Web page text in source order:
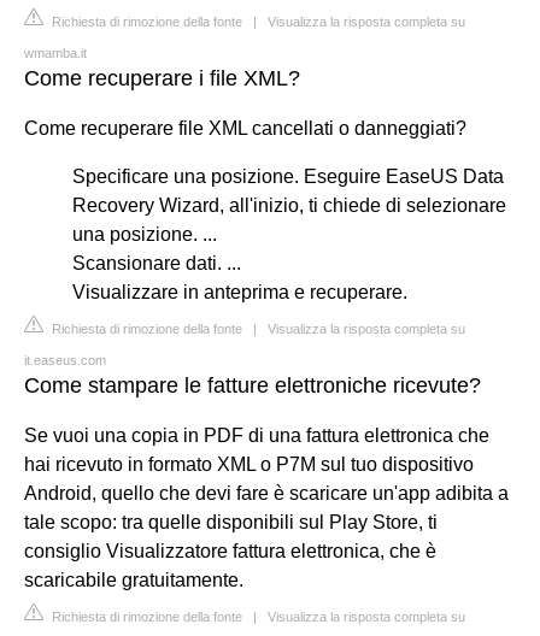
Richiesta di rimozione della fonte | Visualizza la risposta completa su
wmamba.it
Come recuperare i file XML?
Come recuperare file XML cancellati o danneggiati?
Specificare una posizione. Eseguire EaseUS Data
Recovery Wizard, all'inizio, ti chiede di selezionare
una posizione. ...
Scansionare dati. ...
Visualizzare in anteprima e recuperare.
Richiesta di rimozione della fonte | Visualizza la risposta completa su
it.easeus.com
Come stampare le fatture elettroniche ricevute?
Se vuoi una copia in PDF di una fattura elettronica che
hai ricevuto in formato XML o P7M sul tuo dispositivo
Android, quello che devi fare è scaricare un'app adibita a
tale scopo: tra quelle disponibili sul Play Store, ti
consiglio Visualizzatore fattura elettronica, che è
scaricabile gratuitamente.
Richiesta di rimozione della fonte | Visualizza la risposta completa su